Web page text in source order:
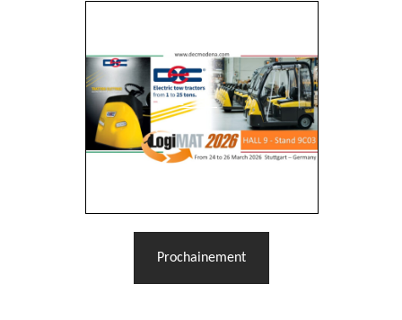
Prochainement